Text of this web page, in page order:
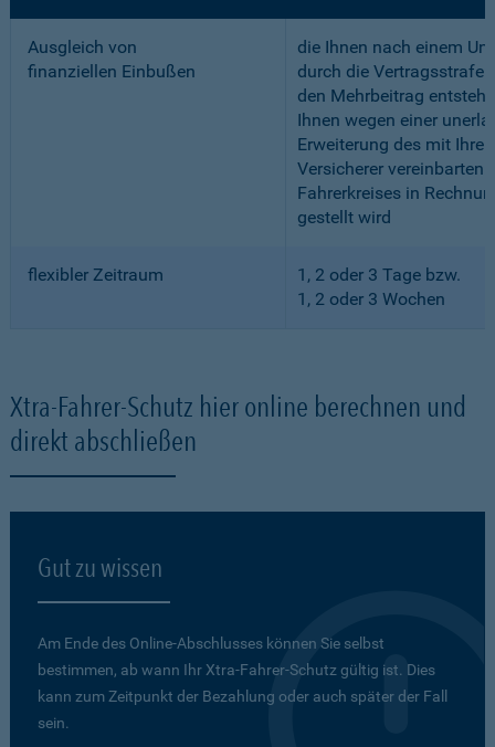
Ausgleich von
finanziellen Einbußen
die Ihnen nach einem
durch die Vertragsstrafe
den Mehrbeitrag
Ihnen wegen einer
Erweiterung des mit
Versicherer vereinbarten
Fahrerkreises in
gestellt wird
flexibler Zeitraum
1, 2 oder 3 Tage bzw.
1, 2 oder 3 Wochen
Xtra-Fahrer-Schutz hier online berechnen und
direkt abschließen
Gut zu wissen
Am Ende des Online-Abschlusses können Sie selbst
bestimmen, ab wann Ihr Xtra-Fahrer-Schutz gültig ist. Dies
kann zum Zeitpunkt der Bezahlung oder auch später der Fall
sein.